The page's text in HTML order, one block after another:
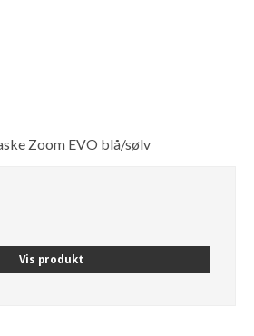
Zoom EVO blå/sølv
Vis produkt